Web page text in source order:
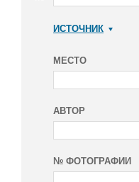
ИСТОЧНИК
МЕСТО
АВТОР
№ ФОТОГРАФИИ